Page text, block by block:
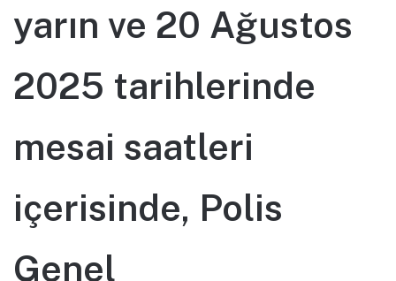
yarın ve 20 Ağustos
2025 tarihlerinde
mesai saatleri
içerisinde, Polis
Genel